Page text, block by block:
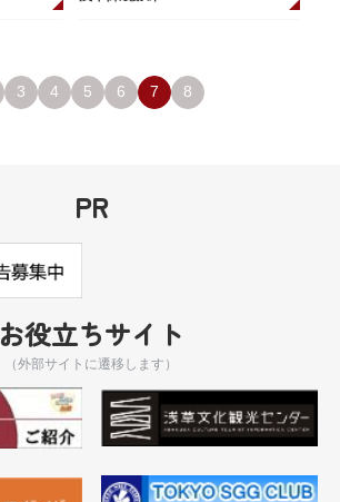
3 4 5 6 7 8
PR
お役立ちサイト
（外部サイトに遷移します）